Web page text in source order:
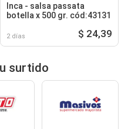
Inca - salsa passata
botella x 500 gr. cód:43131
2 días $ 24,39
surtido